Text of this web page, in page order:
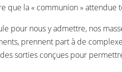
que la « communion » attendue
pour nous y admettre, nos
prennent part à de
sorties conçues pour